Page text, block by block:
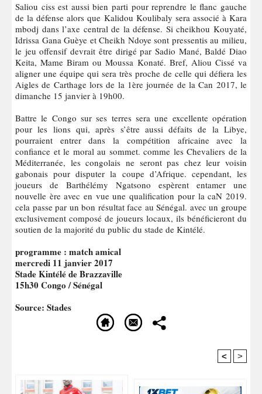
Saliou ciss est aussi bien parti pour reprendre le flanc gauche
de la défense alors que Kalidou Koulibaly sera associé à Kara
mbodj dans l’axe central de la défense. Si cheikhou Kouyaté,
Idrissa Gana Guèye et Cheikh Ndoye sont pressentis au milieu,
le jeu offensif devrait être dirigé par Sadio Mané, Baldé Diao
Keita, Mame Biram ou Moussa Konaté. Bref, Aliou Cissé va
aligner une équipe qui sera très proche de celle qui défiera les
Aigles de Carthage lors de la 1ère journée de la Can 2017, le
dimanche 15 janvier à 19h00.
Battre le Congo sur ses terres sera une excellente opération
pour les lions qui, après s’être aussi défaits de la Libye,
pourraient entrer dans la compétition africaine avec la
confiance et le moral au sommet. comme les Chevaliers de la
Méditerranée, les congolais ne seront pas chez leur voisin
gabonais pour disputer la coupe d’Afrique. cependant, les
joueurs de Barthélémy Ngatsono espèrent entamer une
nouvelle ère avec en vue une qualification pour la caN 2019.
cela passe par un bon résultat face au Sénégal. avec un groupe
exclusivement composé de joueurs locaux, ils bénéficieront du
soutien de la majorité du public du stade de Kintélé.
programme : match amical
mercredi 11 janvier 2017
Stade Kintélé de Brazzaville
15h30 Congo / Sénégal
Source: Stades
< >